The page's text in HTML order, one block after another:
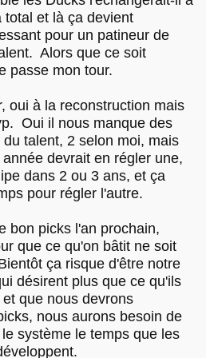
et là ça devient
pour un patineur de
Alors que ce soit
passe mon tour.
oui à la reconstruction mais
Oui il nous manque des
talent, 2 selon moi, mais
devrait en régler une,
dans 2 ou 3 ans, et ça
pour régler l'autre.
bon picks l'an prochain,
que ce qu'on bâtit ne soit
ça risque d'être notre
désirent plus que ce qu'ils
que nous devrons
nous aurons besoin de
système le temps que les